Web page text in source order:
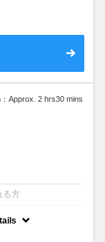
Approx. 2 hrs30 mins
る方